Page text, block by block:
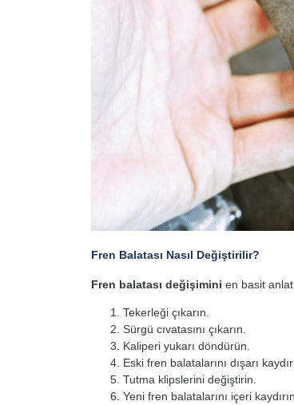
Fren Balatası Nasıl Değiştirilir?
Fren balatası değişimini en basit
Tekerleği çıkarın.
Sürgü cıvatasını çıkarın.
Kaliperi yukarı döndürün.
Eski fren balatalarını dışarı
Tutma klipslerini değiştirin.
Yeni fren balatalarını içeri kaydırın.